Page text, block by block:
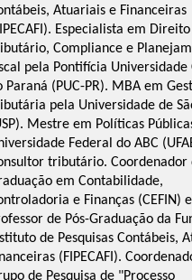
Atuariais e Financeiras
Especialista em Direito
Compliance e
pela Pontifícia Universidade
Paraná (PUC-PR). MBA em
pela Universidade de
Mestre em Políticas
Federal do ABC
tributário. Coordenador
em Contabilidade,
e Finanças (CEFIN) e
de Pós-Graduação da
de Pesquisas Contábeis,
(FIPECAFI).
de Pesquisa de "Processo